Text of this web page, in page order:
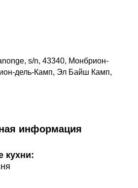
s/n, 43340, Монбрион-
дель-Камп, Эл Байш Камп,
информация
кухни: